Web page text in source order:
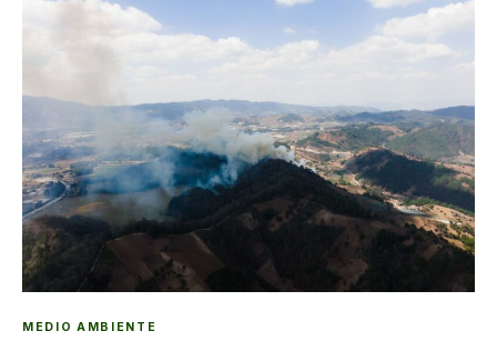
MEDIO AMBIENTE